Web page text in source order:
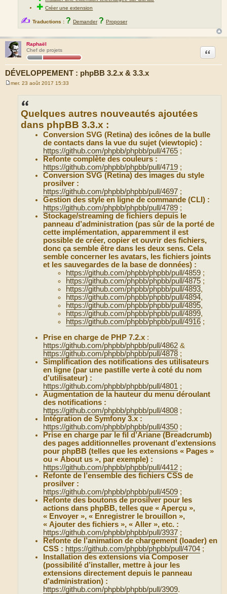
✚Créer une extension
✍ Traductions : ? Demander ? Proposer
Raphaël
Chef de projets
DÉVELOPPEMENT : phpBB 3.2.x & 3.3.x
Citation
mer. 23 août 2017 15:33
Quelques autres nouveautés ajoutées
dans phpBB 3.3.x :
Conversion SVG (Retina) des icônes de la bulle
de contacts dans la vue du sujet (viewtopic) :
https://github.com/phpbb/phpbb/pull/4765 ;
Refonte complète des couleurs :
https://github.com/phpbb/phpbb/pull/4719 ;
Conversion SVG (Retina) des images du style
prosilver :
https://github.com/phpbb/phpbb/pull/4697 ;
Gestion des style en ligne de commande (CLI) :
https://github.com/phpbb/phpbb/pull/4789 ;
Stockage/streaming de fichiers depuis le
panneau d’administration (pas sûr de la porté de
cette implémentation, apparemment il est
possible de créer, copier et ouvrir des fichiers,
donc ça semble être dans les deux sens. Cela
semble concerner les avatars, les fichiers joints
et les sauvegardes de la base de données) :
https://github.com/phpbb/phpbb/pull/4859;
https://github.com/phpbb/phpbb/pull/4875;
https://github.com/phpbb/phpbb/pull/4893,
https://github.com/phpbb/phpbb/pull/4894,
https://github.com/phpbb/phpbb/pull/4895,
https://github.com/phpbb/phpbb/pull/4899,
https://github.com/phpbb/phpbb/pull/4916;
Prise en charge de PHP 7.2.x :
https://github.com/phpbb/phpbb/pull/4862 &
https://github.com/phpbb/phpbb/pull/4878 ;
Simplification des notifications des utilisateurs
en ligne (par une pastille verte à coté du nom
d’utilisateur) :
https://github.com/phpbb/phpbb/pull/4801 ;
Augmentation de la hauteur du menu déroulant
des notifications :
https://github.com/phpbb/phpbb/pull/4808 ;
Intégration de Symfony 3.x :
https://github.com/phpbb/phpbb/pull/4350 ;
Prise en charge par le fil d’Ariane (Breadcrumb)
des pages additionnelles provenant d’extensions
pour phpBB (telles que les extensions « Pages »
ou « About us », par exemple) :
https://github.com/phpbb/phpbb/pull/4412 ;
Refonte de l’ensemble des fichiers CSS de
prosilver :
https://github.com/phpbb/phpbb/pull/4509 ;
Refonte des boutons de prosilver pour les
actions dans phpBB, telles que « Aperçu »,
« Envoyer », « Enregistrer le brouillon »,
« Ajouter des fichiers », « Aller », etc. :
https://github.com/phpbb/phpbb/pull/3937 ;
Refonte de l’animation de chargement (loader) en
CSS : https://github.com/phpbb/phpbb/pull/4704 ;
Installation des extensions via Composer
(possibilité d’installer, mettre à jour les
extensions directement depuis le panneau
d’administration) :
https://github.com/phpbb/phpbb/pull/3909.